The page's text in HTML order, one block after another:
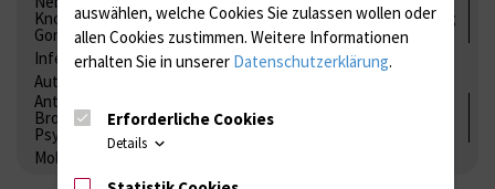
Knochen; Hypophyse / Wachstum; Gestroinaltrakt / Vitamine;
Gonaden / Zyklus / Sterilität
Infektionsserologie
Allergiediagnostik
Immunologie
Autoimmundiagnostik
Antibiotika, Zystostatika, Immunsuppressiva, Amaleptika,
Bronchospasmolytika, Antiepileptika, Kardiaka,
Psychpharmaka
Molekulare Diagnostik
auswählen, welche Cookies Sie zulassen wollen oder
allen Cookies zustimmen. Weitere Informationen
erhalten Sie in unserer Datenschutzerklärung.
Erforderliche Cookies
Details